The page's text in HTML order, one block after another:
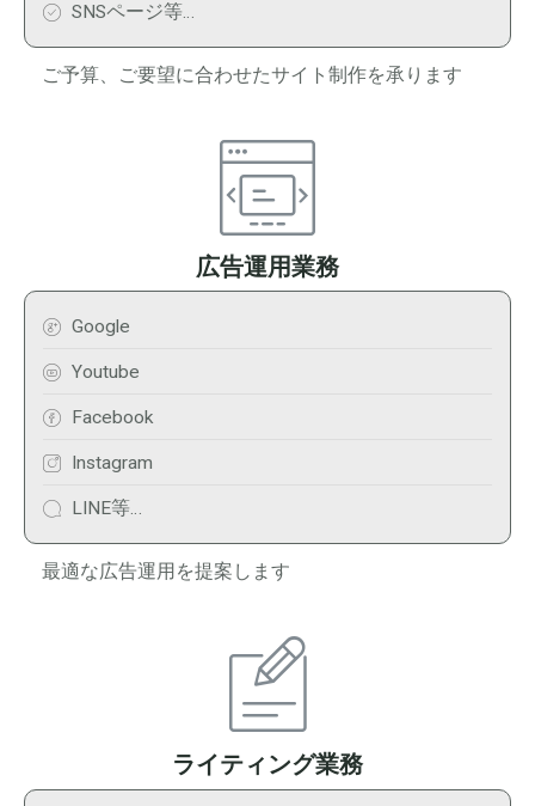
SNSページ等…
ご予算、ご要望に合わせたサイト制作を承ります
広告運用業務
Google
Youtube
Facebook
Instagram
LINE等…
最適な広告運用を提案します
ライティング業務